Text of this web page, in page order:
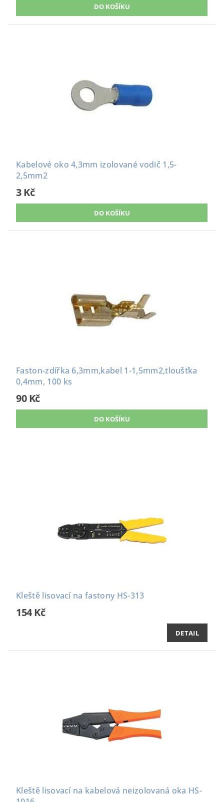
Kabelové oko 4,3mm izolované vodič 1,5-
2,5mm2
3 Kč
Faston-zdířka 6,3mm,kabel 1-1,5mm2,tloušťka
0,4mm, 100 ks
90 Kč
Kleště lisovací na fastony HS-313
154 Kč
DETAIL
Kleště lisovací na kabelová neizolovaná oka HS-